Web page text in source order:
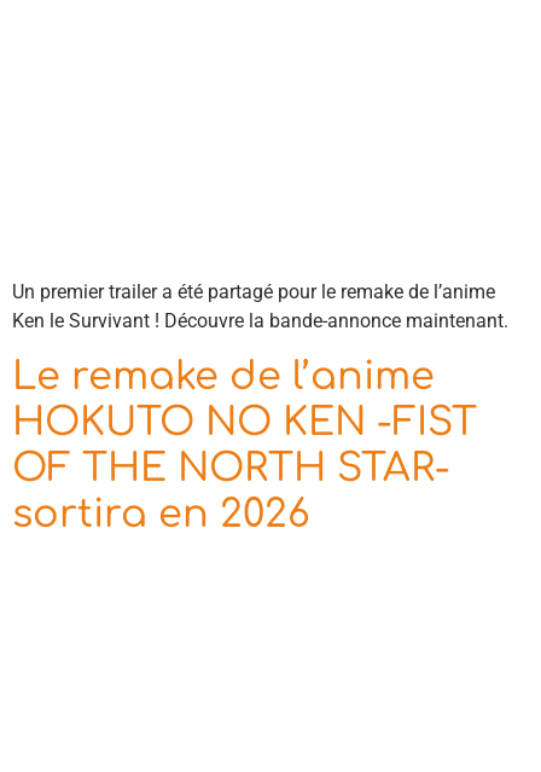
Un premier trailer a été partagé pour le remake de l’anime
Ken le Survivant ! Découvre la bande-annonce maintenant.
Le remake de l’anime
HOKUTO NO KEN -FIST
OF THE NORTH STAR-
sortira en 2026